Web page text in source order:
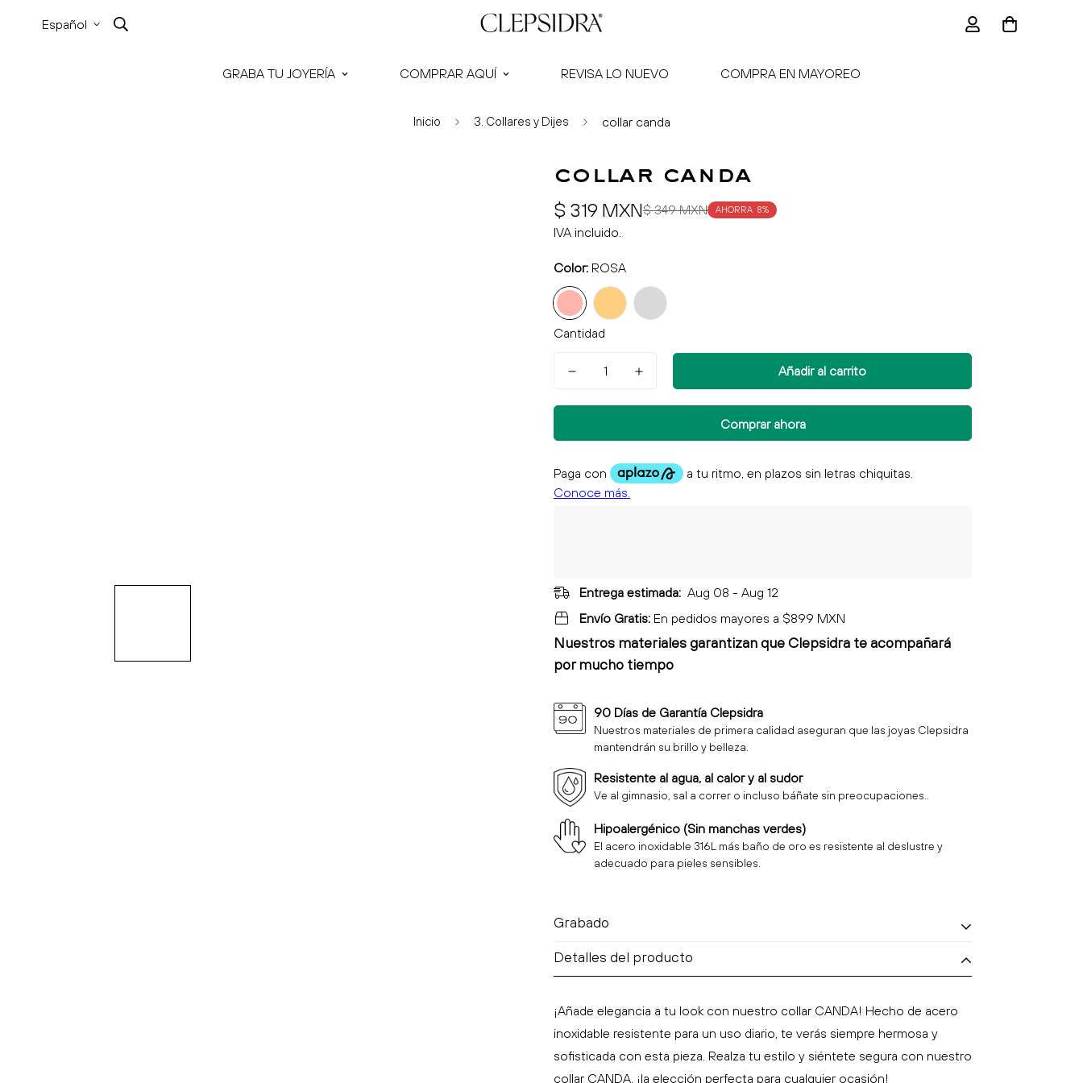
Español
GRABA TU JOYERÍA COMPRAR AQUÍ REVISA LO NUEVO COMPRA EN MAYOREO
Inicio 3. Collares y Dijes collar canda
collar canda
Precio
de
venta
$ 319 MXN
Precio
regular
$ 349 MXN AHORRA 8%
IVA incluido.
Color: ROSA
Cantidad
Añadir al carrito
Comprar ahora
Entrega estimada: Aug 08 - Aug 12
Envío Gratis: En pedidos mayores a $899 MXN
Nuestros materiales garantizan que Clepsidra te acompañará
por mucho tiempo
90 Días de Garantía Clepsidra
Nuestros materiales de primera calidad aseguran que las joyas Clepsidra
mantendrán su brillo y belleza.
Resistente al agua, al calor y al sudor
Ve al gimnasio, sal a correr o incluso báñate sin preocupaciones..
Hipoalergénico (Sin manchas verdes)
El acero inoxidable 316L más baño de oro es resistente al deslustre y
adecuado para pieles sensibles.
Grabado
Grabado Láser artesanal.
Te recomendamos para el Fotograbado unmáximo de 3rostros por
fotografía.
La fotografía debe ser clara y sin pixelear.
Detalles del producto
¡Añade elegancia a tu look con nuestro collar CANDA! Hecho de acero
inoxidable resistente para un uso diario, te verás siempre hermosa y
sofisticada con esta pieza. Realza tu estilo y siéntete segura con nuestro
collar CANDA, ¡la elección perfecta para cualquier ocasión!